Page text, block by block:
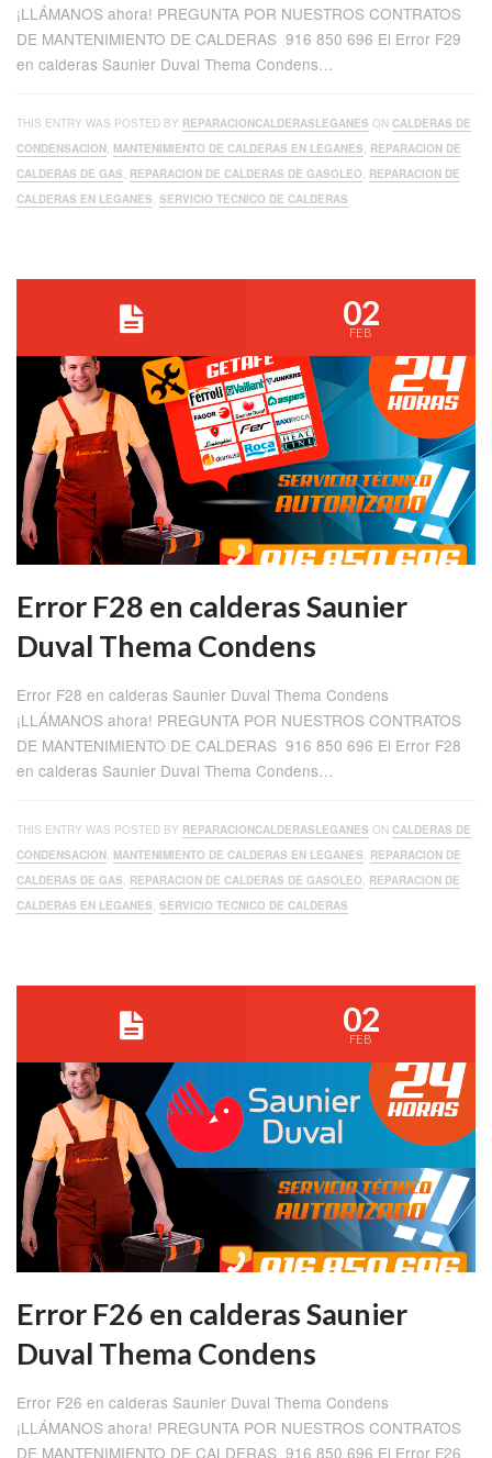
¡LLÁMANOS ahora! PREGUNTA POR NUESTROS CONTRATOS
DE MANTENIMIENTO DE CALDERAS 916 850 696 El Error F29
en calderas Saunier Duval Thema Condens…
THIS ENTRY WAS POSTED BY REPARACIONCALDERASLEGANES ON CALDERAS DE
CONDENSACION MANTENIMIENTO DE CALDERAS EN LEGANES REPARACION DE
CALDERAS DE GAS REPARACION DE CALDERAS DE GASOLEO REPARACION DE
CALDERAS EN LEGANES SERVICIO TECNICO DE CALDERAS
02
FEB
Error F28 en calderas Saunier
Duval Thema Condens
Error F28 en calderas Saunier Duval Thema Condens
¡LLÁMANOS ahora! PREGUNTA POR NUESTROS CONTRATOS
DE MANTENIMIENTO DE CALDERAS 916 850 696 El Error F28
en calderas Saunier Duval Thema Condens…
THIS ENTRY WAS POSTED BY REPARACIONCALDERASLEGANES ON CALDERAS DE
CONDENSACION, MANTENIMIENTO DE CALDERAS EN LEGANES, REPARACION DE
CALDERAS DE GAS, REPARACION DE CALDERAS DE GASOLEO, REPARACION DE
CALDERAS EN LEGANES, SERVICIO TECNICO DE CALDERAS
02
FEB
Error F26 en calderas Saunier
Duval Thema Condens
Error F26 en calderas Saunier Duval Thema Condens
¡LLÁMANOS ahora! PREGUNTA POR NUESTROS CONTRATOS
DE MANTENIMIENTO DE CALDERAS 916 850 696 El Error F26